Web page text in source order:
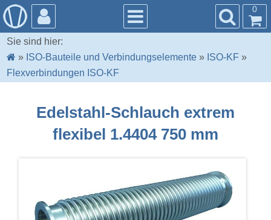
0
Sie sind hier:
» ISO-Bauteile und Verbindungselemente » ISO-KF »
Flexverbindungen ISO-KF
Edelstahl-Schlauch extrem
flexibel 1.4404 750 mm